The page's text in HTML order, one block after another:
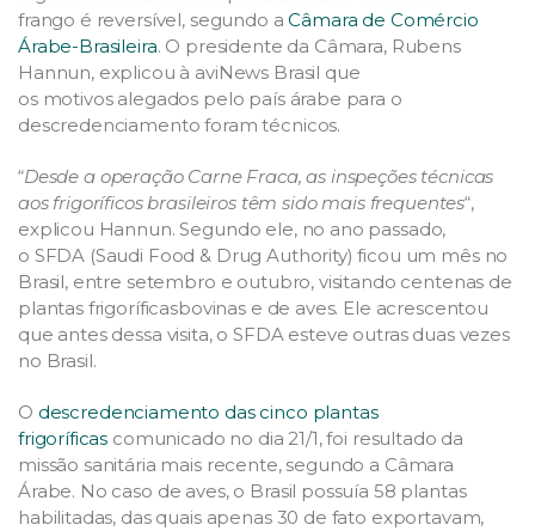
frango é reversível, segundo aCâmara de Comércio
Árabe-Brasileira. O presidente da Câmara, Rubens
Hannun, explicou à aviNews Brasil que
os motivos alegados pelo país árabe para o
descredenciamento foram técnicos.
“Desde a operação Carne Fraca, as inspeções técnicas
aos frigoríficos brasileiros têm sido mais frequentes“,
explicou Hannun. Segundo ele, no ano passado,
o SFDA (Saudi Food & Drug Authority) ficou um mês no
Brasil, entre setembro e outubro, visitando centenas de
plantas frigoríficasbovinas e de aves. Ele acrescentou
que antes dessa visita, o SFDA esteve outras duas vezes
no Brasil.
O descredenciamento das cinco plantas
frigoríficas comunicado no dia 21/1, foi resultado da
missão sanitária mais recente, segundo a Câmara
Árabe. No caso de aves, o Brasil possuía 58 plantas
habilitadas, das quais apenas 30 de fato exportavam,